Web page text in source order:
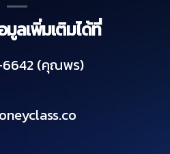
ลเพิ่มเติมได้ที่
(คุณพร)